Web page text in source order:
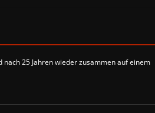
nach 25 Jahren wieder zusammen auf einem